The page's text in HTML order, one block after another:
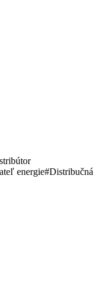
energie#Distribučná